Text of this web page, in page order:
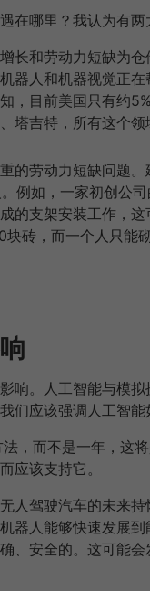
在哪里？我认为有两
长和劳动力短缺为
器人和机器视觉正
，目前美国只有约
塔吉特，所有这个
的劳动力短缺问题
例如，一家初创公
的支架安装工作，
砖，而一个人只能
响。人工智能与模
们应该强调人工智能
，而不是一年，这
应该支持它。
人驾驶汽车的未来
器人能够快速发展
、安全的。这可能